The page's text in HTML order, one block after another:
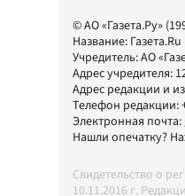
© АО «Газета.Ру»
Название: Газета.Ru
Учредитель:АО
Адрес учредителя:
Адрес редакции и
Телефон редакции:
Электронная почта:
Нашли опечатку?
Свидетельство о
10.11.2016 г.